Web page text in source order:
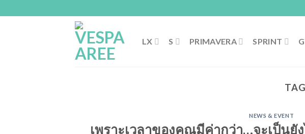
to
LX
S PRIMAVERA SPRINT
NEWS & EVENT
เพราะเวลาของคุณมีค่ากว่า…จะเป็นยั